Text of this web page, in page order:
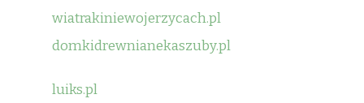
wiatrakiniewojerzycach.pl
domkidrewnianekaszuby.pl
luiks.pl